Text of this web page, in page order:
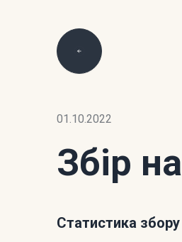
01.10.2022
Збір
Статистика збору